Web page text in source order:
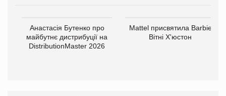
Анастасія Бутенко про
майбутнє дистрибуції на
DistributionMaster 2026
Mattel присвятила Barbie
Вітні Х'юстон